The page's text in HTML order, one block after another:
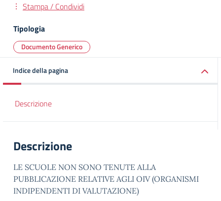
Stampa / Condividi
Tipologia
Documento Generico
Indice della pagina
Descrizione
Descrizione
LE SCUOLE NON SONO TENUTE ALLA
PUBBLICAZIONE RELATIVE AGLI OIV (ORGANISMI
INDIPENDENTI DI VALUTAZIONE)